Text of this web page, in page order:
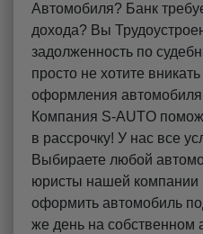
Автомобиля? Банк
дохода? Вы
задолженность по
просто не хотите
оформления автомобиля
Компания S-AUTO
в рассрочку! У нас все
Выбираете любой
юристы нашей компании
оформить автомобиль
же день на собственном